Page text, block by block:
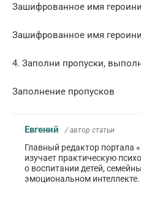
Зашифрованное имя
Зашифрованное имя
4. Заполни пропуски,
Заполнение пропусков
Евгений / автор статьи
Главный редактор портала
изучает практическую
о воспитании детей,
эмоциональном интеллекте.